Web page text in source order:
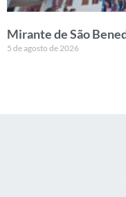
Mirante de São
5 de agosto de 2026